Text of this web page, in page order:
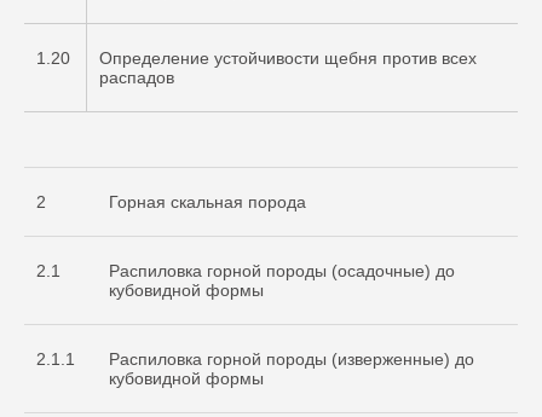
1.20
Определение устойчивости щебня против всех
распадов
2 Горная скальная порода
2.1
Распиловка горной породы (осадочные) до
кубовидной формы
2.1.1
Распиловка горной породы (изверженные) до
кубовидной формы